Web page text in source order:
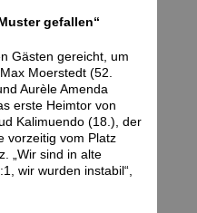
gefallen“
Gästen gereicht, um
Moerstedt (52.
Aurèle Amenda
erste Heimtor von
Kalimuendo (18.), der
vorzeitig vom Platz
„Wir sind in alte
wir wurden instabil“,